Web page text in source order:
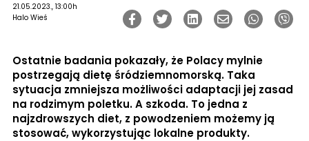
21.05.2023., 13:00h
Halo Wieś
Ostatnie badania pokazały, że Polacy mylnie
postrzegają dietę śródziemnomorską. Taka
sytuacja zmniejsza możliwości adaptacji jej zasad
na rodzimym poletku. A szkoda. To jedna z
najzdrowszych diet, z powodzeniem możemy ją
stosować, wykorzystując lokalne produkty.